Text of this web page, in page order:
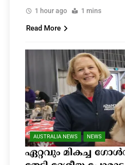
1 hour ago 1 mins
Read More
AUSTRALIA NEWS NEWS
ഏറ്റവും മികച്ച